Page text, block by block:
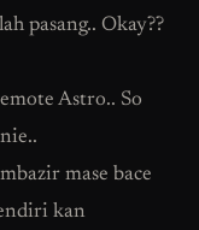
pasang.. Okay??
Astro.. So
mase bace
kan